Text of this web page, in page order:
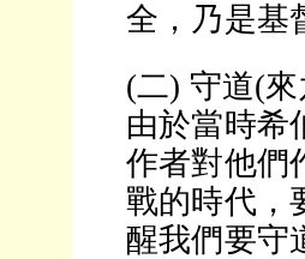
全，乃是基
(二) 守道(來
由於當時希
作者對他們
戰的時代，
醒我們要守